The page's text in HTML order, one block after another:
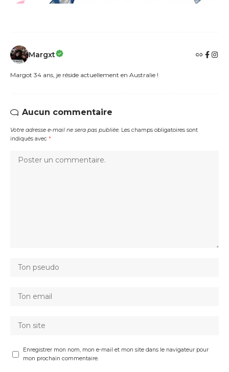
Margxt
Margot 34 ans, je réside actuellement en Australie !
Aucun commentaire
Votre adresse e-mail ne sera pas publiée. Les champs obligatoires sont
indiqués avec *
Enregistrer mon nom, mon e-mail et mon site dans le navigateur pour
mon prochain commentaire.